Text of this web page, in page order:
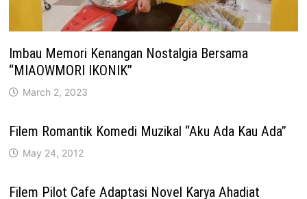
Imbau Memori Kenangan Nostalgia Bersama
“MIAOWMORI IKONIK”
March 2, 2023
Filem Romantik Komedi Muzikal “Aku Ada Kau Ada”
May 24, 2012
Filem Pilot Cafe Adaptasi Novel Karya Ahadiat